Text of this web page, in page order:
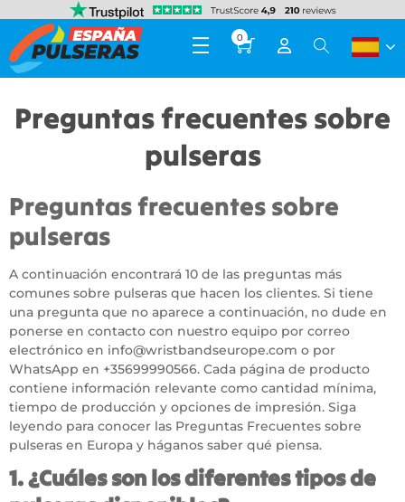
0
Preguntas frecuentes sobre
pulseras
Preguntas frecuentes sobre
pulseras
A continuación encontrará 10 de las preguntas más
comunes sobre pulseras que hacen los clientes. Si tiene
una pregunta que no aparece a continuación, no dude en
ponerse en contacto con nuestro equipo por correo
electrónico en info@wristbandseurope.com o por
WhatsApp en +35699990566. Cada página de producto
contiene información relevante como cantidad mínima,
tiempo de producción y opciones de impresión. Siga
leyendo para conocer las Preguntas Frecuentes sobre
pulseras en Europa y háganos saber qué piensa.
1. ¿Cuáles son los diferentes tipos de